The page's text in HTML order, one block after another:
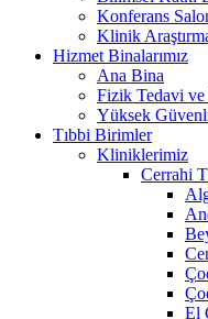
Konferans
Klinik
Hizmet Binalarımız
Ana Bina
Fizik Tedavi ve
Yüksek
Tıbbi Birimler
Kliniklerimiz
Cerrahi
El